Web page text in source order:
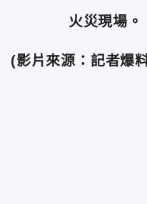
火災現場。
(影片來源：記者爆